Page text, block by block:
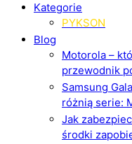
Kategorie
PYKSON
Blog
Motorola –
przewodnik
Samsung
różnią serie:
Jak
środki